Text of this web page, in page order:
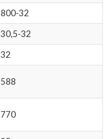
800-32
30,5-32
32
588
770